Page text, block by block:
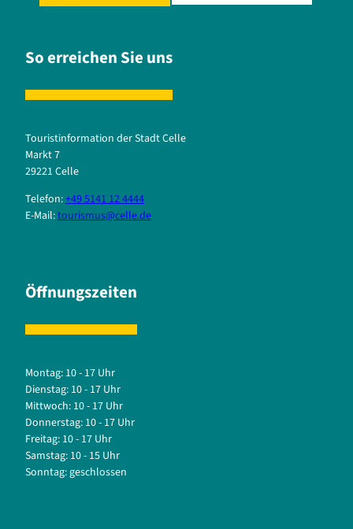
So erreichen Sie uns
Touristinformation der Stadt Celle
Markt 7
29221 Celle
Telefon:+49 5141 12 4444
E-Mail:tourismus@celle.de
Öffnungszeiten
Montag: 10 - 17 Uhr
Dienstag: 10 - 17 Uhr
Mittwoch: 10 - 17 Uhr
Donnerstag: 10 - 17 Uhr
Freitag: 10 - 17 Uhr
Samstag: 10 - 15 Uhr
Sonntag: geschlossen